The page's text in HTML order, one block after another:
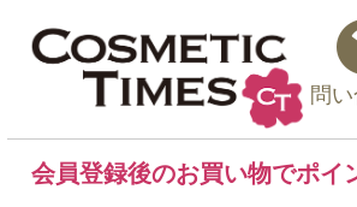
問
会員登録後のお買い物でポイ